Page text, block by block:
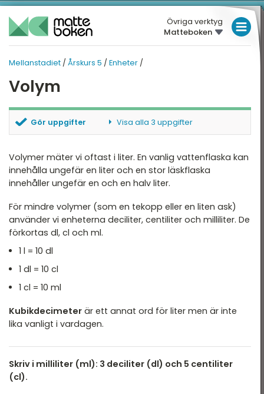
Övriga verktyg
Matteboken
Mellanstadiet / Årskurs 5 / Enheter /
Volym
Gör uppgifter Visa alla 3 uppgifter
Räkna centiliter
Räkna liter
Volymer mäter vi oftast i liter. En vanlig vattenflaska kan
innehålla ungefär en liter och en stor läskflaska
innehåller ungefär en och en halv liter.
För mindre volymer (som en tekopp eller en liten ask)
använder vi enheterna deciliter, centiliter och milliliter. De
förkortas dl, cl och ml.
1 l = 10 dl
1 dl = 10 cl
1 cl = 10 ml
Kubikdecimeter är ett annat ord för liter men är inte
lika vanligt i vardagen.
Skriv i milliliter (ml): 3 deciliter (dl) och 5 centiliter
(cl).
LÅGSTADIET
MELLANSTADIET
Översikt
5
Översikt
De fyra räknesätten
Enheter
Geometri
6
GYMNASIET
DIGITALA VERKTYG
MATTE PÅ LÄTT SV
KUL MED MATTE